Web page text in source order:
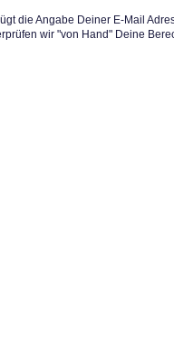
die Angabe Deiner E-Mail
wir "von Hand" Deine